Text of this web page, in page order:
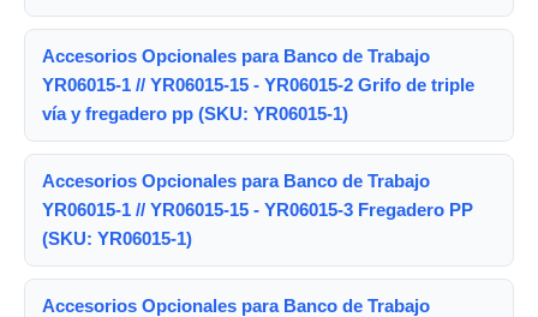
Accesorios Opcionales para Banco de Trabajo
YR06015-1 // YR06015-15 - YR06015-2 Grifo de triple
vía y fregadero pp (SKU: YR06015-1)
Accesorios Opcionales para Banco de Trabajo
YR06015-1 // YR06015-15 - YR06015-3 Fregadero PP
(SKU: YR06015-1)
Accesorios Opcionales para Banco de Trabajo